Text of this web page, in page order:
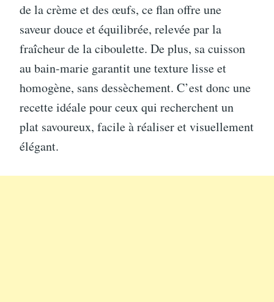
de la crème et des œufs, ce flan offre une
saveur douce et équilibrée, relevée par la
fraîcheur de la ciboulette. De plus, sa cuisson
au bain-marie garantit une texture lisse et
homogène, sans dessèchement. C’est donc une
recette idéale pour ceux qui recherchent un
plat savoureux, facile à réaliser et visuellement
élégant.